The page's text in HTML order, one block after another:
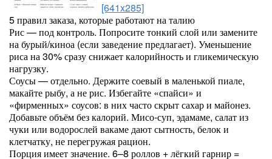
[641x285]
5 правил заказа, которые работают на талию
Рис — под контроль. Попросите тонкий слой или замените
на бурый/киноа (если заведение предлагает). Уменьшение
риса на 30% сразу снижает калорийность и гликемическую
нагрузку.
Соусы — отдельно. Держите соевый в маленькой пиале,
макайте рыбу, а не рис. Избегайте «спайси» и
«фирменных» соусов: в них часто скрыт сахар и майонез.
Добавьте объём без калорий. Мисо-суп, эдамаме, салат из
чуки или водорослей вакаме дают сытность, белок и
клетчатку, не перегружая рацион.
Порция имеет значение. 6–8 роллов + лёгкий гарнир =